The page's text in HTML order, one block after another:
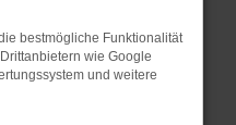
vorübergehende
bestmögliche Funktionalität
wie Google
und weitere